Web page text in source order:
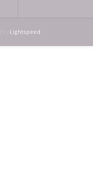
Lightspeed